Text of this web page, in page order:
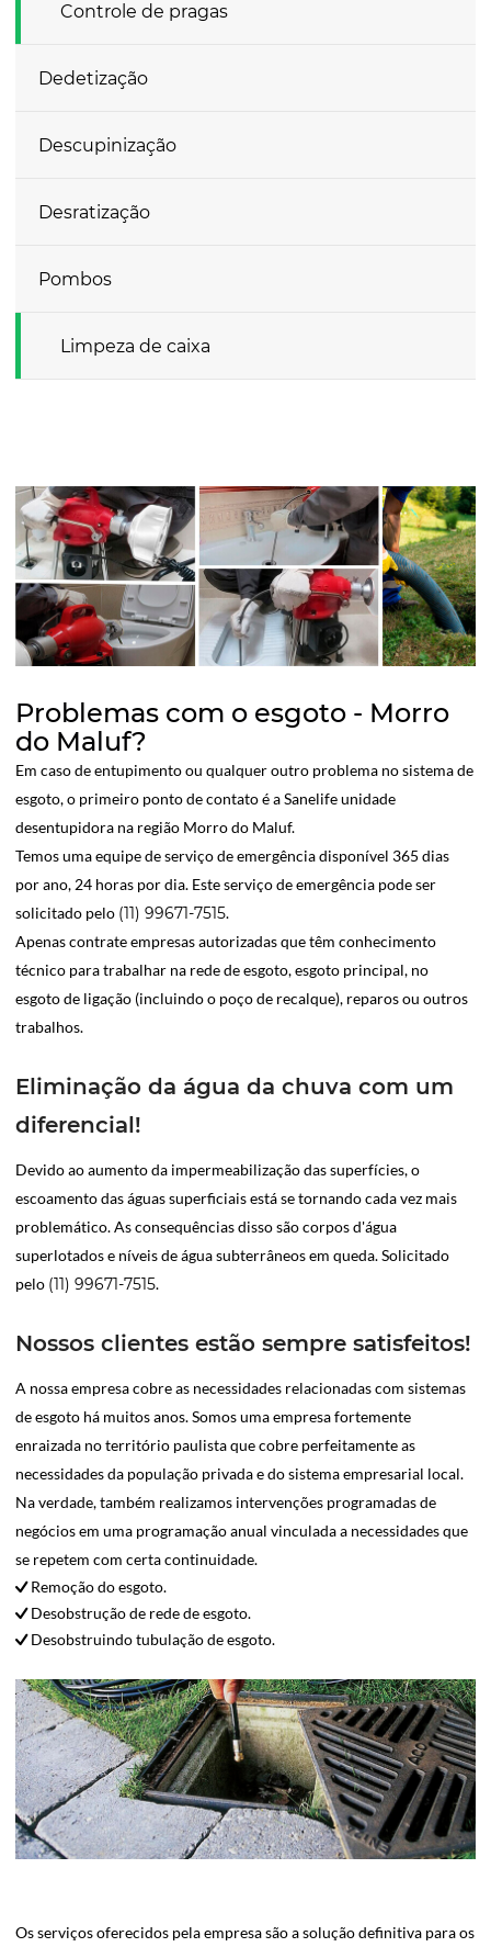
Controle de pragas
Dedetização
Descupinização
Desratização
Pombos
Limpeza de caixa
Problemas com o esgoto - Morro
do Maluf?
Em caso de entupimento ou qualquer outro problema no sistema de
esgoto, o primeiro ponto de contato é a Sanelife unidade
desentupidora na região Morro do Maluf.
Temos uma equipe de serviço de emergência disponível 365 dias
por ano, 24 horas por dia. Este serviço de emergência pode ser
solicitado pelo (11) 99671-7515.
Apenas contrate empresas autorizadas que têm conhecimento
técnico para trabalhar na rede de esgoto, esgoto principal, no
esgoto de ligação (incluindo o poço de recalque), reparos ou outros
trabalhos.
Eliminação da água da chuva com um
diferencial!
Devido ao aumento da impermeabilização das superfícies, o
escoamento das águas superficiais está se tornando cada vez mais
problemático. As consequências disso são corpos d'água
superlotados e níveis de água subterrâneos em queda. Solicitado
pelo (11) 99671-7515.
Nossos clientes estão sempre satisfeitos!
A nossa empresa cobre as necessidades relacionadas com sistemas
de esgoto há muitos anos. Somos uma empresa fortemente
enraizada no território paulista que cobre perfeitamente as
necessidades da população privada e do sistema empresarial local.
Na verdade, também realizamos intervenções programadas de
negócios em uma programação anual vinculada a necessidades que
se repetem com certa continuidade.
Remoção do esgoto.
Desobstrução de rede de esgoto.
Desobstruindo tubulação de esgoto.
Os serviços oferecidos pela empresa são a solução definitiva para os